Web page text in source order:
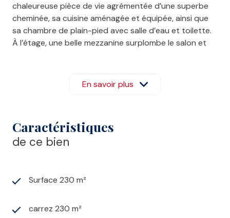
chaleureuse pièce de vie agrémentée d’une superbe
cheminée, sa cuisine aménagée et équipée, ainsi que
sa chambre de plain-pied avec salle d’eau et toilette.
À l’étage, une belle mezzanine surplombe le salon et
étang viennent compléter ce bien rare, idéal pour les
amoureux de nature et de tranquillité.
En savoir plus
Caractéristiques
de ce bien
Surface 230 m²
carrez 230 m²